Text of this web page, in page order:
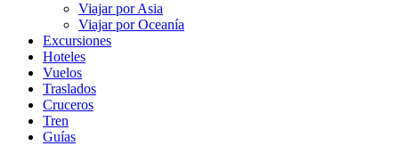
Viajar por Asia
Viajar por Oceanía
Excursiones
Hoteles
Vuelos
Traslados
Cruceros
Tren
Guías